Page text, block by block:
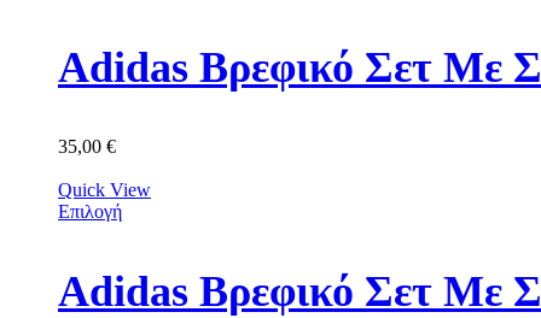
Adidas Βρεφικό Σετ Με
35,00 €
Quick View
Επιλογή
Adidas Βρεφικό Σετ Με